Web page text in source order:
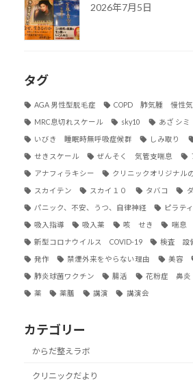
2026年7月5日
タグ
AGA 男性型脱毛症 COPD 肺気腫 慢性気
MRC息切れスケール sky10 あざ シミ
いびき 睡眠時無呼吸症候群 しみ取り
せきスケール ぜんそく 気管支喘息
アナフィラキシー クリニックオリジナル
スカイテン スカイ１０ タバコ
パニック、不安、うつ、自律神経 ピラテ
吸入指導 吸入薬 咳 せき 喘息
新型コロナウイルス COVID-19 検査 設
発作 禁煙外来をやらない理由 美容
肺炎球菌ワクチン 腸活 花粉症 鼻炎
薬 薬膳 講演 講演会
カテゴリー
からだ整えラボ
クリニックだより